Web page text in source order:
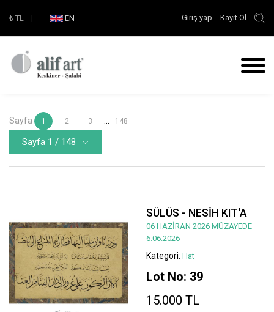
₺ TL | EN Giriş yap Kayıt Ol
Sayfa 1 2 3 148
Sayfa 1 / 148
SÜLÜS - NESİH KIT'A
06 HAZİRAN 2026 MÜZAYEDE
6.06.2026
Kategori: Hat
Lot No: 39
15.000 TL